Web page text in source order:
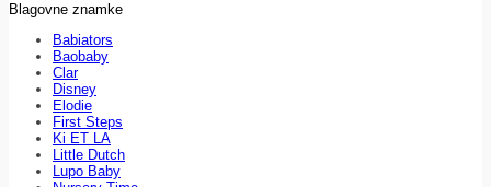
Blagovne znamke
Babiators
Baobaby
Clar
Disney
Elodie
First Steps
Ki ET LA
Little Dutch
Lupo Baby